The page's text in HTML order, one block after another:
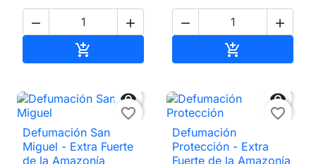
 

 


favorite_border
Defumación San
Miguel - Extra Fuerte
de la Amazonía

favorite_border
Defumación
Protección - Extra
Fuerte de la Amazonía